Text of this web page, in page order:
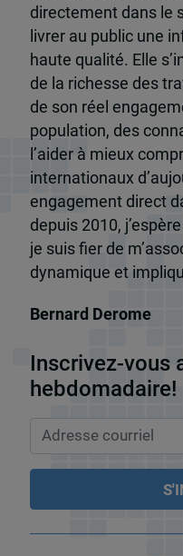
directement dans le
livrer au public une
haute qualité. Elle
de la richesse des
de son réel
population, des
l’aider à mieux
internationaux
engagement direct
depuis 2010,
je suis fier de
dynamique et
Bernard Derome
Inscrivez-vous
hebdomadaire!